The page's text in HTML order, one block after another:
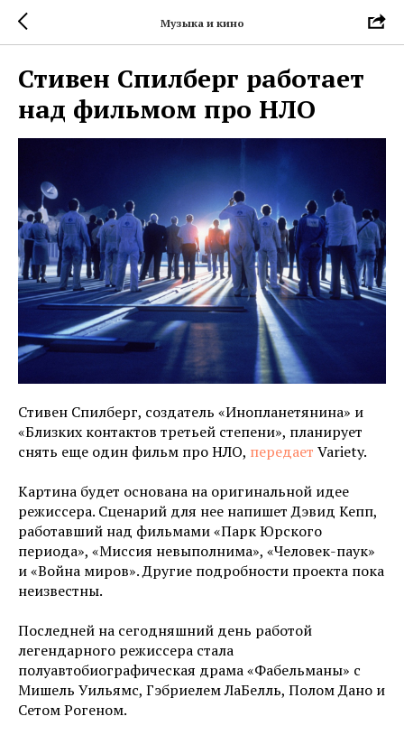
Музыка и кино
Стивен Спилберг работает
над фильмом про НЛО
Стивен Спилберг, создатель «Инопланетянина» и
«Близких контактов третьей степени», планирует
снять еще один фильм про НЛО, передает Variety.
Картина будет основана на оригинальной идее
режиссера. Сценарий для нее напишет Дэвид Кепп,
работавший над фильмами «Парк Юрского
периода», «Миссия невыполнима», «Человек-паук»
и «Война миров». Другие подробности проекта пока
неизвестны.
Последней на сегодняшний день работой
легендарного режиссера стала
полуавтобиографическая драма «Фабельманы» с
Мишель Уильямс, Гэбриелем ЛаБелль, Полом Дано и
Сетом Рогеном.